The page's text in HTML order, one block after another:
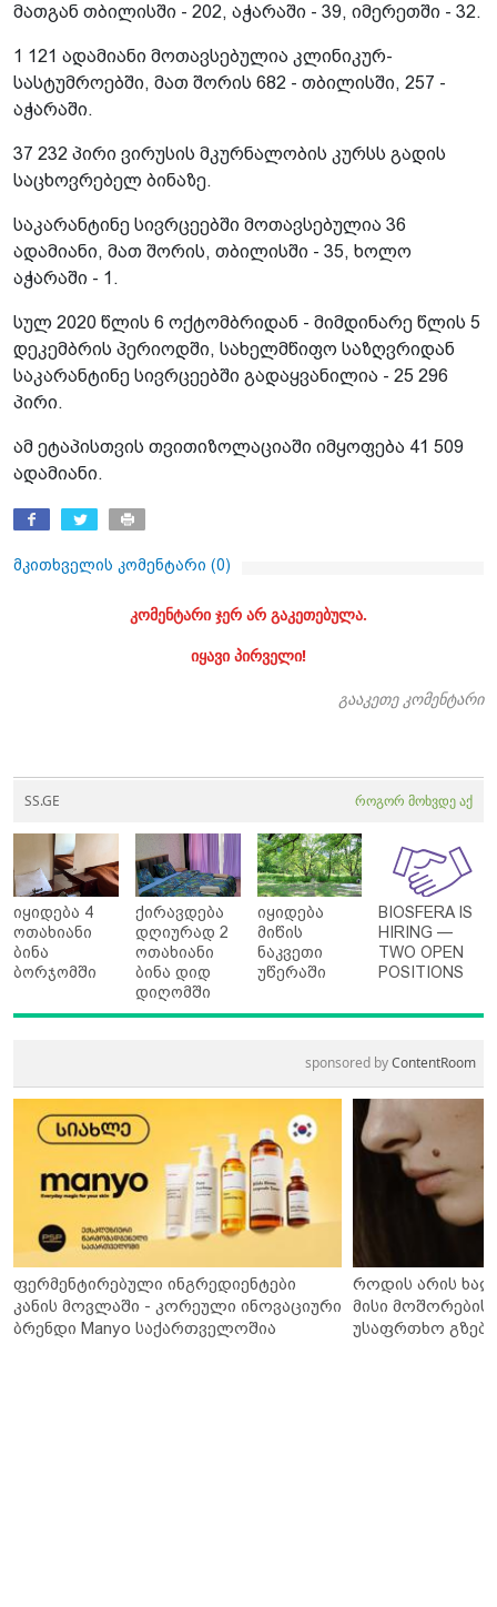
მათგან თბილისში - 202, აჭარაში - 39, იმერეთში - 32.
1 121 ადამიანი მოთავსებულია კლინიკურ-
სასტუმროებში, მათ შორის 682 - თბილისში, 257 -
აჭარაში.
37 232 პირი ვირუსის მკურნალობის კურსს გადის
საცხოვრებელ ბინაზე.
საკარანტინე სივრცეებში მოთავსებულია 36
ადამიანი, მათ შორის, თბილისში - 35, ხოლო
აჭარაში - 1.
სულ 2020 წლის 6 ოქტომბრიდან - მიმდინარე წლის 5
დეკემბრის პერიოდში, სახელმწიფო საზღვრიდან
საკარანტინე სივრცეებში გადაყვანილია - 25 296
პირი.
ამ ეტაპისთვის თვითიზოლაციაში იმყოფება 41 509
ადამიანი.
მკითხველის კომენტარი (0)
კომენტარი ჯერ არ გაკეთებულა.
იყავი პირველი!
გააკეთე კომენტარი
SS.GE როგორ მოხვდე აქ
იყიდება 4
ოთახიანი
ბინა
ბორჯომში
ქირავდება
დღიურად 2
ოთახიანი
ბინა დიდ
დიღომში
იყიდება
მიწის
ნაკვეთი
უწერაში
BIOSFERA IS
HIRING —
TWO OPEN
POSITIONS
sponsored byContentRoom
ფერმენტირებული ინგრედიენტები
კანის მოვლაში - კორეული ინოვაციური
ბრენდი Manyo საქართველოშია
როდის არის
მისი მოშორების
უსაფრთხო გზები